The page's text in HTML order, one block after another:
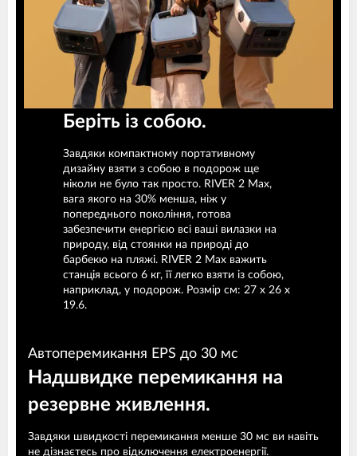
Беріть із собою.
Завдяки компактному портативному
дизайну взяти з собою в подорож ще
ніколи не було так просто. RIVER 2 Max,
вага якого на 30% менша, ніж у
попереднього покоління, готова
забезпечити енергією всі ваші вилазки на
природу, від стоянки на природі до
барбекю на пляжі. RIVER 2 Max важить
станція всього 6 кг, її легко взяти із собою,
наприклад, у подорож. Розмір см: 27 х 26 х
19.6.
Автоперемикання EPS до 30 мс
Надшвидке перемикання на
резервне живлення.
Завдяки швидкості перемикання менше 30 мс ви навіть
не дізнаєтесь про відключення електроенергії.